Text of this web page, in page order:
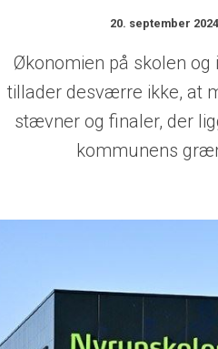
20. september 2024
Økonomien på skolen og
tillader desværre ikke, at
stævner og finaler, der
kommunens